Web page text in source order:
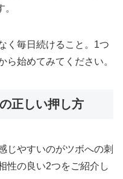
く毎日続けること。1つ
ら始めてみてください。
正しい押し方
じやすいのがツボへの刺
性の良い2つをご紹介し